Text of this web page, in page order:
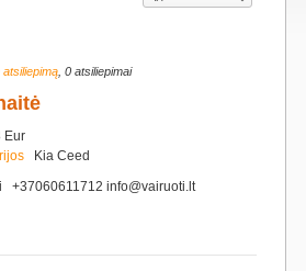
atsiliepimą , 0 atsiliepimai
Eur
Kia Ceed
+37060611712 info@vairuoti.lt